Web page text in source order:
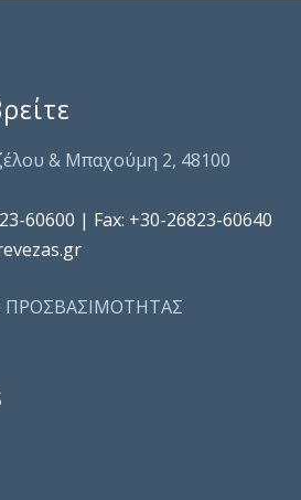
& Μπαχούμη 2, 48100
60600 | Fax: +30-26823-60640